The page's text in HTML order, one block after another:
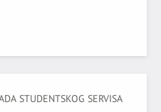
STUDENTSKOG SERVISA